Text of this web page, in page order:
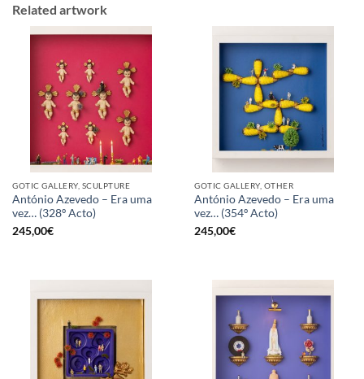
Related artwork
GOTIC GALLERY, SCULPTURE
António Azevedo – Era uma
vez… (328º Acto)
245,00€
GOTIC GALLERY, OTHER
António Azevedo – Era uma
vez… (354º Acto)
245,00€